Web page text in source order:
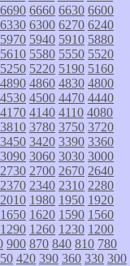
6690 6660 6630 6600
6330 6300 6270 6240
5970 5940 5910 5880
5610 5580 5550 5520
5250 5220 5190 5160
4890 4860 4830 4800
4530 4500 4470 4440
4170 4140 4110 4080
3810 3780 3750 3720
3450 3420 3390 3360
3090 3060 3030 3000
2730 2700 2670 2640
2370 2340 2310 2280
2010 1980 1950 1920
1650 1620 1590 1560
1290 1260 1230 1200
900 870 840 810 780
420 390 360 330 300